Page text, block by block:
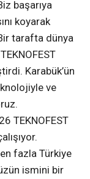
başarıya
koyarak
tarafta dünya
Karabük’ün
ve
TEKNOFEST
fazla Türkiye
ismini bir